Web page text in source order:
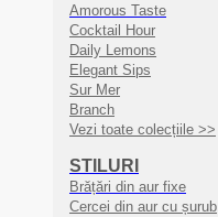
Amorous Taste
Cocktail Hour
Daily Lemons
Elegant Sips
Sur Mer
Branch
Vezi toate colecțiile >>
STILURI
Brățări din aur fixe
Cercei din aur cu șurub